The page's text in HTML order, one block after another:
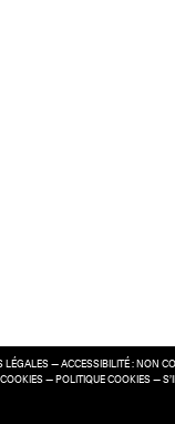
LÉGALES— ACCESSIBILITÉ : NON
— POLITIQUE COOKIES —